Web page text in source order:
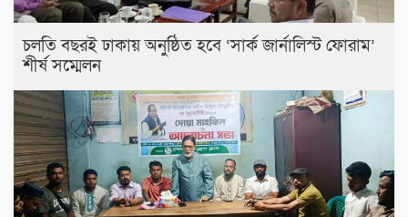
চলতি বছরই ঢাকায় অনুষ্ঠিত হবে ‘সার্ক জার্নালিস্ট ফোরাম’
শীর্ষ সম্মেলন